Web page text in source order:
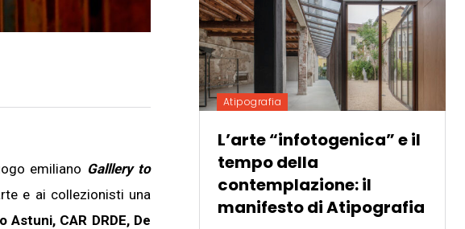
emiliano Galllery to
e ai collezionisti una
Astuni, CAR DRDE, De
Atipografia
L’arte “infotogenica” e il
tempo della
contemplazione: il
manifesto di Atipografia